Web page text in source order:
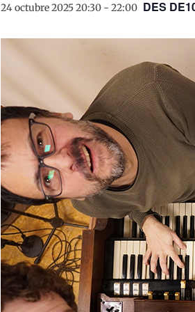
24 octubre 2025 20:30 - 22:00 DES